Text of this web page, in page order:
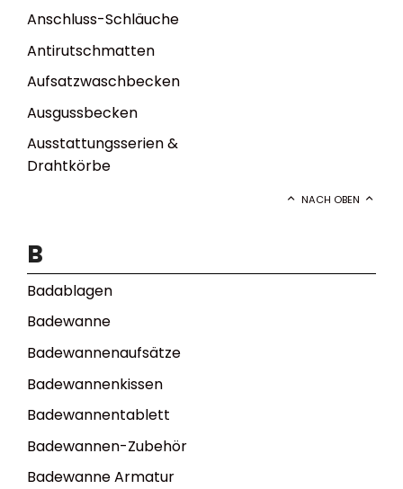
Anschluss-Schläuche
Antirutschmatten
Aufsatzwaschbecken
Ausgussbecken
Ausstattungsserien &
Drahtkörbe
NACH OBEN
B
Badablagen
Badewanne
Badewannenaufsätze
Badewannenkissen
Badewannentablett
Badewannen-Zubehör
Badewanne Armatur